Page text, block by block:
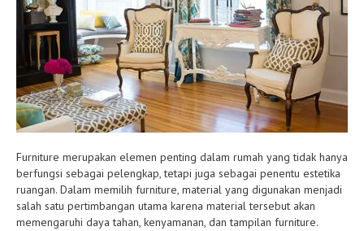
Furniture merupakan elemen penting dalam rumah yang tidak hanya
berfungsi sebagai pelengkap, tetapi juga sebagai penentu estetika
ruangan. Dalam memilih furniture, material yang digunakan menjadi
salah satu pertimbangan utama karena material tersebut akan
memengaruhi daya tahan, kenyamanan, dan tampilan furniture.